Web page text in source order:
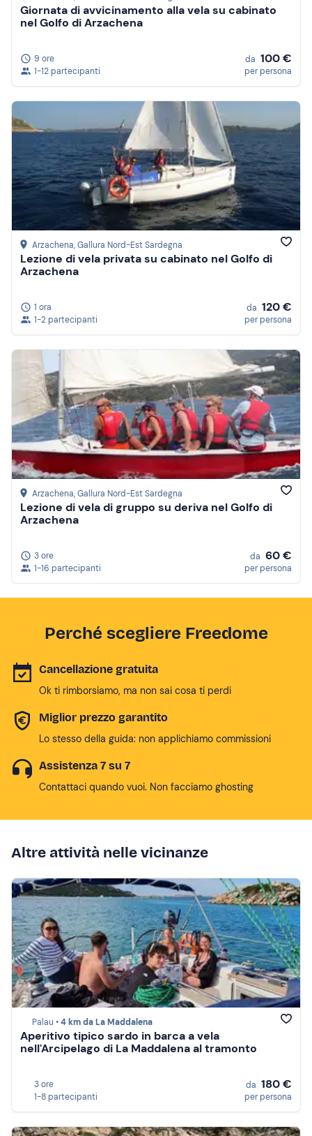
Giornata di avvicinamento alla vela su cabinato
nel Golfo di Arzachena
9 ore
1-12 partecipanti
da 100 €
per persona
Arzachena, Gallura Nord-Est Sardegna
Lezione di vela privata su cabinato nel Golfo di
Arzachena
1 ora
1-2 partecipanti
da 120 €
per persona
Arzachena, Gallura Nord-Est Sardegna
Lezione di vela di gruppo su deriva nel Golfo di
Arzachena
3 ore
1-16 partecipanti
da 60 €
per persona
Perché scegliere Freedome
Cancellazione gratuita
Ok ti rimborsiamo, ma non sai cosa ti perdi
Miglior prezzo garantito
Lo stesso della guida: non applichiamo commissioni
Assistenza 7 su 7
Contattaci quando vuoi. Non facciamo ghosting
Altre attività nelle vicinanze
Palau •4 km da La Maddalena
Aperitivo tipico sardo in barca a vela
nell'Arcipelago di La Maddalena al tramonto
3 ore
1-8 partecipanti
da 180 €
per persona